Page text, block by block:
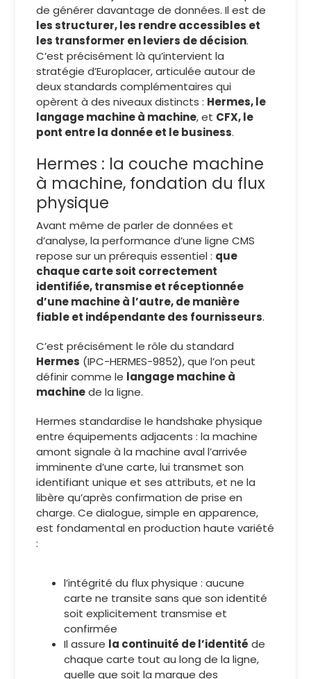
de générer davantage de données. Il est de
les structurer, les rendre accessibles et
les transformer en leviers de décision.
C’est précisément là qu’intervient la
stratégie d’Europlacer, articulée autour de
deux standards complémentaires qui
opèrent à des niveaux distincts : Hermes, le
langage machine à machine, et CFX, le
pont entre la donnée et le business.
Hermes : la couche machine
à machine, fondation du flux
physique
Avant même de parler de données et
d’analyse, la performance d’une ligne CMS
repose sur un prérequis essentiel : que
chaque carte soit correctement
identifiée, transmise et réceptionnée
d’une machine à l’autre, de manière
fiable et indépendante des fournisseurs.
C’est précisément le rôle du standard
Hermes (IPC-HERMES-9852), que l’on peut
définir comme le langage machine à
machinede la ligne.
Hermes standardise le handshake physique
entre équipements adjacents : la machine
amont signale à la machine aval l’arrivée
imminente d’une carte, lui transmet son
identifiant unique et ses attributs, et ne la
libère qu’après confirmation de prise en
charge. Ce dialogue, simple en apparence,
est fondamental en production haute variété
:
l’intégrité du flux physique : aucune
carte ne transite sans que son identité
soit explicitement transmise et
confirmée
Il assure la continuité de l’identité de
chaque carte tout au long de la ligne,
quelle que soit la marque des